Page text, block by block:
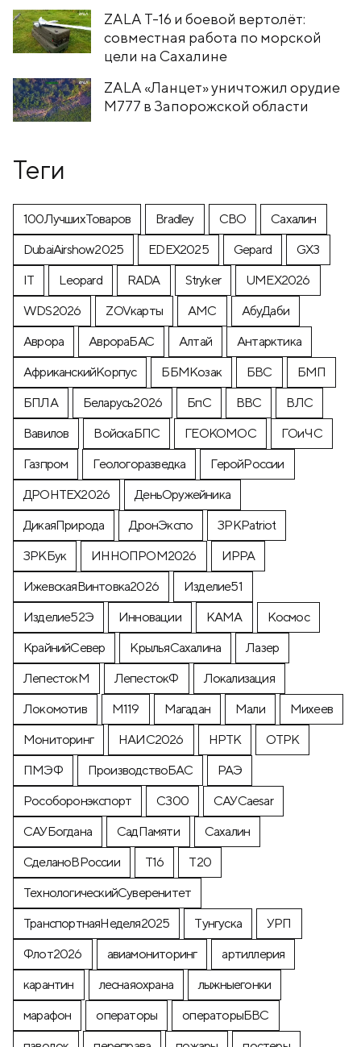
ZALA T-16 и боевой вертолёт:
совместная работа по морской
цели на Сахалине
ZALA «Ланцет» уничтожил орудие
M777 в Запорожской области
Теги
100ЛучшихТоваров Bradley CВО
Cахалин
DubaiAirshow2025
EDEX2025 Gepard
GX3
IT
Leopard RADA Stryker
UMEX2026
WDS2026
ZOVкарты АМС
АбуДаби
Аврора
АврораБАС Алтай
Антарктика
АфриканскийКорпус
ББМКозак БВС
БМП
БПЛА
Беларусь2026 БпС ВВС
ВЛС
Вавилов
ВойскаБПС ГЕОКОМОС
ГОиЧС
Газпром
Геологоразведка
ГеройРоссии
ДРОНТЕХ2026
ДеньОружейника
ДикаяПрирода
ДронЭкспо
ЗРКPatriot
ЗРКБук
ИННОПРОМ2026
ИРРА
ИжевскаяВинтовка2026
Изделие51
Изделие52Э
Инновации КАМА
Космос
КрайнийСевер
КрыльяСахалина
Лазер
ЛепестокМ
ЛепестокФ
Локализация
Локомотив
М119 Магадан Мали
Михеев
Мониторинг
НАИС2026 НРТК
ОТРК
ПМЭФ
ПроизводствоБАС
РАЭ
Рособоронэкспорт
С300
САУCaesar
САУБогдана
СадПамяти
Сахалин
СделаноВРоссии
Т16
Т20
ТехнологическийСуверенитет
ТранспортнаяНеделя2025
Тунгуска
УРП
Флот2026
авиамониторинг
артиллерия
карантин
леснаяохрана
лыжныегонки
марафон
операторы
операторыБВС